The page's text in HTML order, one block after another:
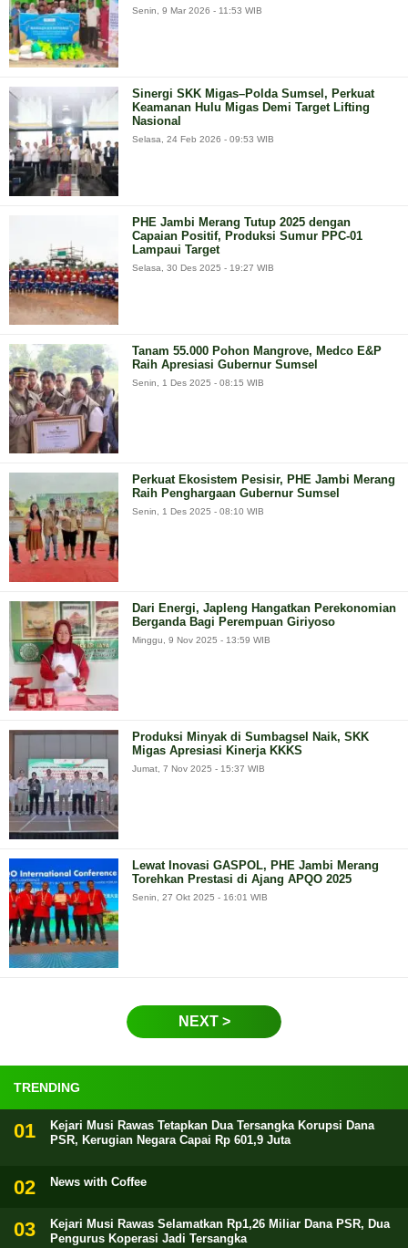
TRENDING
Kejari Musi Rawas Tetapkan Dua Tersangka Korupsi Dana
PSR, Kerugian Negara Capai Rp 601,9 Juta
News with Coffee
Kejari Musi Rawas Selamatkan Rp1,26 Miliar Dana PSR, Dua
Pengurus Koperasi Jadi Tersangka
Senin, 9 Mar 2026 - 11:53 WIB
Sinergi SKK Migas–Polda Sumsel, Perkuat
Keamanan Hulu Migas Demi Target Lifting
Nasional
Selasa, 24 Feb 2026 - 09:53 WIB
PHE Jambi Merang Tutup 2025 dengan
Capaian Positif, Produksi Sumur PPC-01
Lampaui Target
Selasa, 30 Des 2025 - 19:27 WIB
Tanam 55.000 Pohon Mangrove, Medco E&P
Raih Apresiasi Gubernur Sumsel
Senin, 1 Des 2025 - 08:15 WIB
Perkuat Ekosistem Pesisir, PHE Jambi Merang
Raih Penghargaan Gubernur Sumsel
Senin, 1 Des 2025 - 08:10 WIB
Dari Energi, Japleng Hangatkan Perekonomian
Berganda Bagi Perempuan Giriyoso
Minggu, 9 Nov 2025 - 13:59 WIB
Produksi Minyak di Sumbagsel Naik, SKK
Migas Apresiasi Kinerja KKKS
Jumat, 7 Nov 2025 - 15:37 WIB
Lewat Inovasi GASPOL, PHE Jambi Merang
Torehkan Prestasi di Ajang APQO 2025
Senin, 27 Okt 2025 - 16:01 WIB
NEXT >